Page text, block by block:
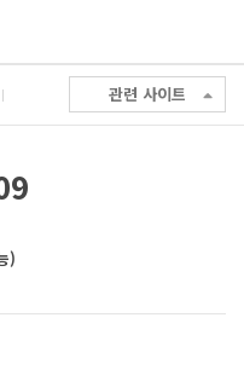
관련 사이트
)